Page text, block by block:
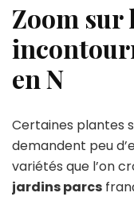
Zoom sur
en N
Certaines plantes
demandent peu
variétés que l’on
jardins parcs